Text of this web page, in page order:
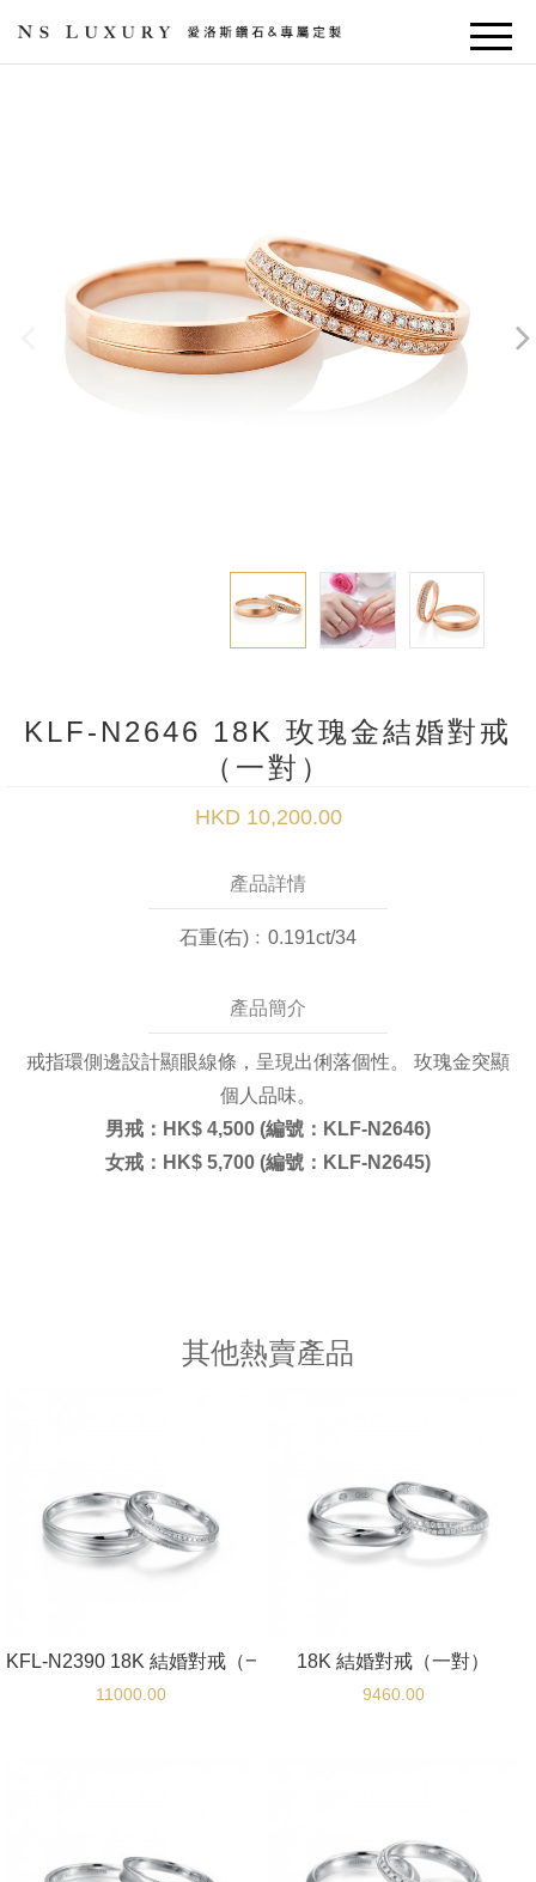
KLF-N2646 18K 玫瑰金結婚對戒
（一對）
HKD 10,200.00
產品詳情
石重(右)﹕0.191ct/34
產品簡介
戒指環側邊設計顯眼線條，呈現出俐落個性。 玫瑰金突顯
個人品味。
男戒： HK$ 4,500 (編號：KLF-N2646)
女戒：HK$ 5,700 (編號：KLF-N2645)
其他熱賣產品
KFL-N2390 18K 結婚對戒（一對）
11000.00
18K 結婚對戒（一對）
9460.00